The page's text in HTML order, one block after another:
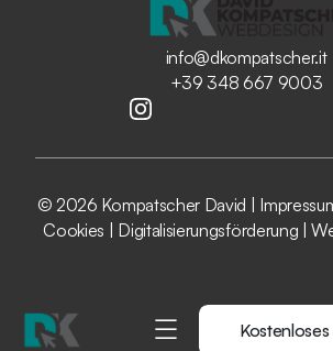
info@dkompatscher.it
+39 348 667 9003
© 2026 Kompatscher David |
Cookies
Digitalisierungsförderung |